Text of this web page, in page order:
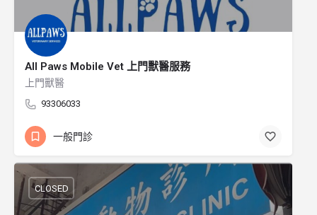
All Paws Mobile Vet 上門獸醫服務
上門獸醫
93306033
一般門診
CLOSED